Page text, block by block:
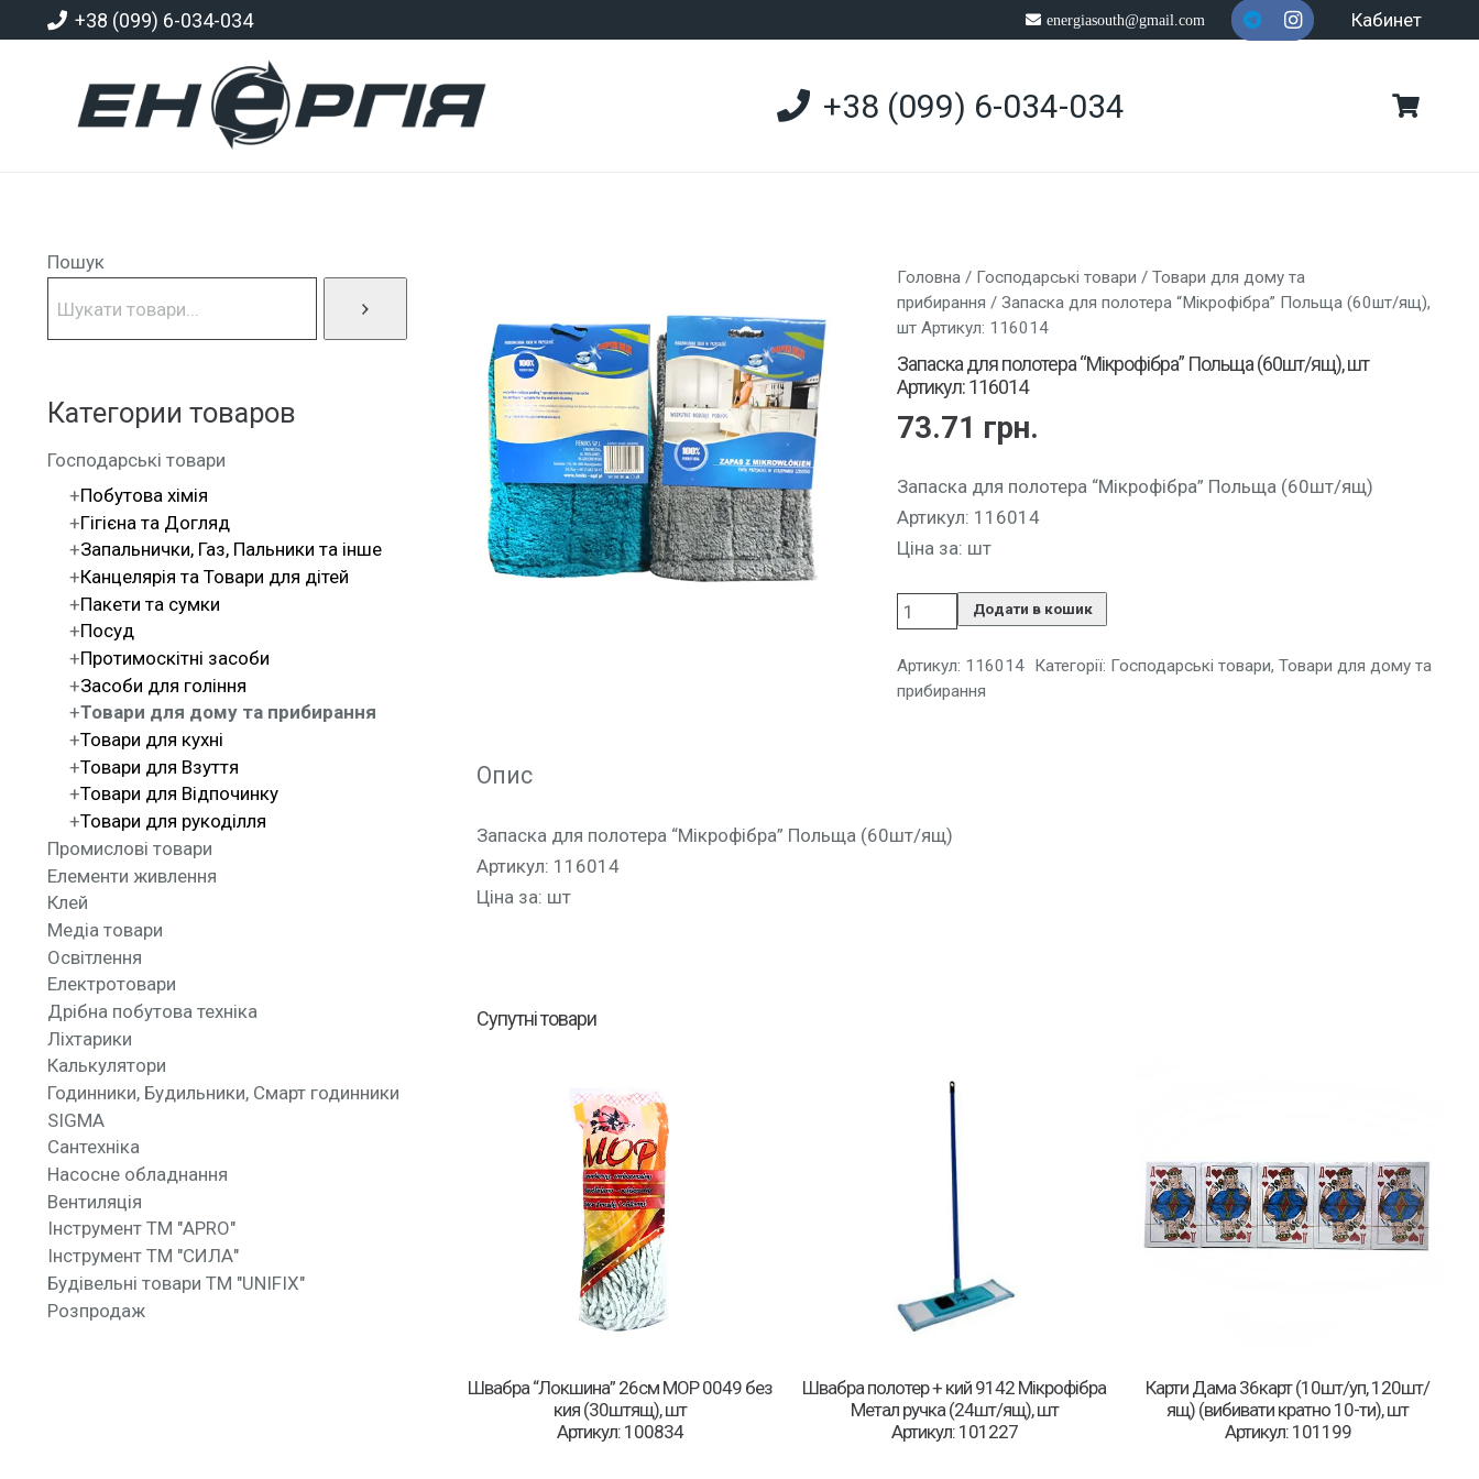
+38 (099) 6-034-034 energiasouth@gmail.com Кабинет
+38 (099) 6-034-034
Головна / Господарські товари / Товари для дому та
прибирання / Запаска для полотера “Мікрофібра” Польща (60шт/ящ),
шт Артикул: 116014
Запаска для полотера “Мікрофібра” Польща (60шт/ящ), шт
Артикул: 116014
73.71 грн.
Запаска для полотера “Мікрофібра” Польща (60шт/ящ)
Артикул: 116014
Ціна за: шт
Додати в кошик
Артикул: 116014 Категорії: Господарські товари,Товари для дому та
прибирання
Опис
Запаска для полотера “Мікрофібра” Польща (60шт/ящ)
Артикул: 116014
Ціна за: шт
Супутні товари
Швабра “Локшина” 26см MOP 0049 без
кия (30штящ), шт
Артикул: 100834
Швабра полотер + кий 9142 Мікрофібра
Метал ручка (24шт/ящ), шт
Артикул: 101227
Карти Дама 36карт (10шт/уп, 120шт/
ящ) (вибивати кратно 10-ти), шт
Артикул: 101199
Пошук
Категории товаров
Господарські товари
Побутова хімія
Гігієна та Догляд
Запальнички, Газ, Пальники та інше
Канцелярія та Товари для дітей
Пакети та сумки
Посуд
Протимоскітні засоби
Засоби для гоління
Товари для дому та прибирання
Товари для кухні
Товари для Взуття
Товари для Відпочинку
Товари для рукоділля
Промислові товари
Елементи живлення
Клей
Медіа товари
Освітлення
Електротовари
Дрібна побутова техніка
Ліхтарики
Калькулятори
Годинники, Будильники, Смарт годинники
SIGMA
Сантехніка
Насосне обладнання
Вентиляція
Інструмент ТМ "APRO"
Інструмент ТМ "СИЛА"
Будівельні товари ТМ "UNIFIX"
Розпродаж